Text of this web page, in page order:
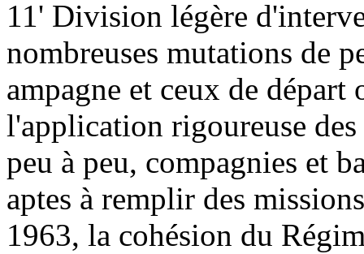
11' Division légère
nombreuses mutations de
ampagne et ceux de
l'application rigoureuse
peu à peu, compagnies et
aptes à remplir des
1963, la cohésion du